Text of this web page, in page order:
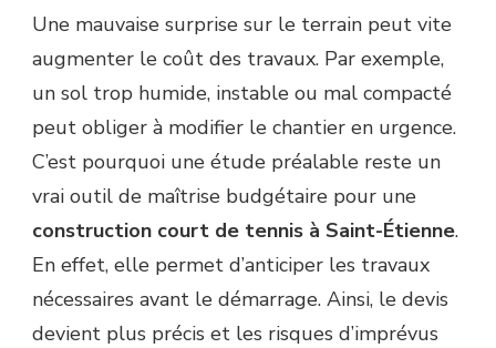
Une mauvaise surprise sur le terrain peut vite
augmenter le coût des travaux. Par exemple,
un sol trop humide, instable ou mal compacté
peut obliger à modifier le chantier en urgence.
C’est pourquoi une étude préalable reste un
vrai outil de maîtrise budgétaire pour une
construction court de tennis à Saint-Étienne.
En effet, elle permet d’anticiper les travaux
nécessaires avant le démarrage. Ainsi, le devis
devient plus précis et les risques d’imprévus